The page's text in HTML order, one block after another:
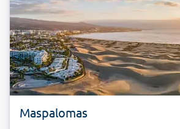
Maspalomas